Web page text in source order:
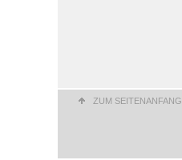
ZUM SEITENANFANG